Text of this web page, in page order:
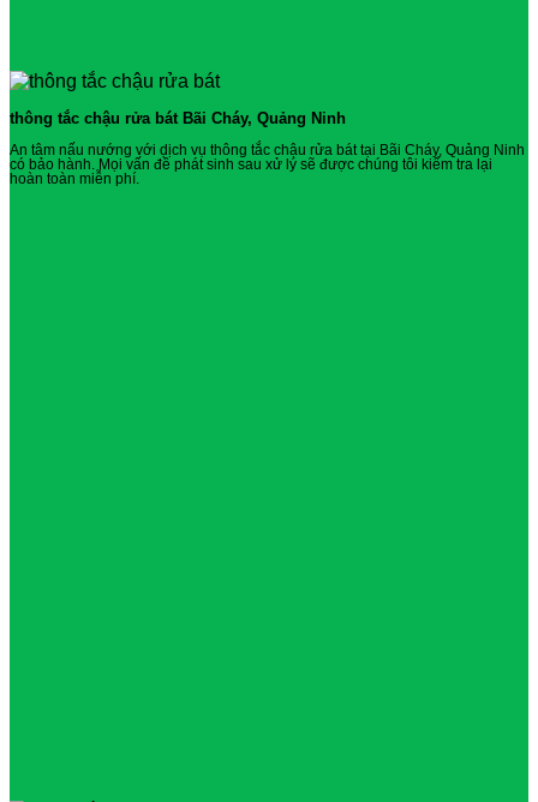
thông tắc chậu rửa bát Bãi Cháy, Quảng Ninh
An tâm nấu nướng với dịch vụ thông tắc chậu rửa bát tại Bãi Cháy, Quảng Ninh
có bảo hành. Mọi vấn đề phát sinh sau xử lý sẽ được chúng tôi kiểm tra lại
hoàn toàn miễn phí.